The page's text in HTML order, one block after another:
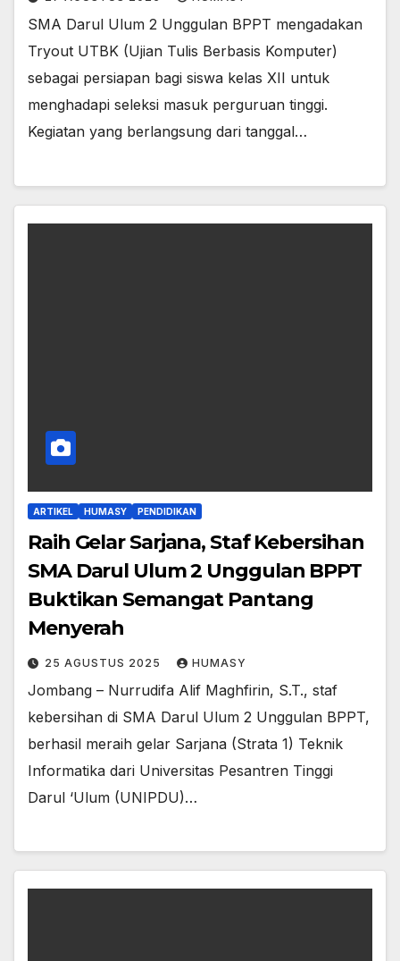
SMA Darul Ulum 2 Unggulan BPPT mengadakan
Tryout UTBK (Ujian Tulis Berbasis Komputer)
sebagai persiapan bagi siswa kelas XII untuk
menghadapi seleksi masuk perguruan tinggi.
Kegiatan yang berlangsung dari tanggal…
ARTIKEL HUMASY PENDIDIKAN
Raih Gelar Sarjana, Staf Kebersihan
SMA Darul Ulum 2 Unggulan BPPT
Buktikan Semangat Pantang
Menyerah
25 AGUSTUS 2025 HUMASY
Jombang – Nurrudifa Alif Maghfirin, S.T., staf
kebersihan di SMA Darul Ulum 2 Unggulan BPPT,
berhasil meraih gelar Sarjana (Strata 1) Teknik
Informatika dari Universitas Pesantren Tinggi
Darul ‘Ulum (UNIPDU)…